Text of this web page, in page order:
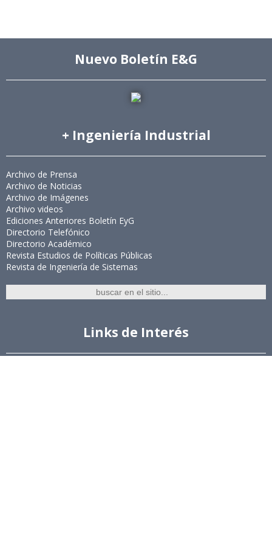
Nuevo Boletín E&G
+ Ingeniería Industrial
Archivo de Prensa
Archivo de Noticias
Archivo de Imágenes
Archivo videos
Ediciones Anteriores Boletín EyG
Directorio Telefónico
Directorio Académico
Revista Estudios de Políticas Públicas
Revista de Ingeniería de Sistemas
Links de Interés